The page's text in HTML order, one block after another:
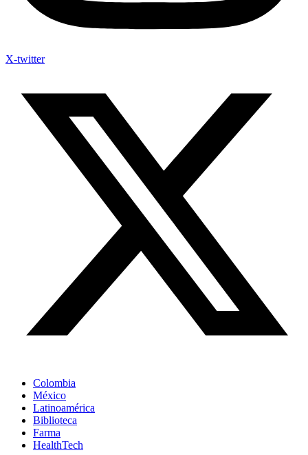
X-twitter
Colombia
México
Latinoamérica
Biblioteca
Farma
HealthTech